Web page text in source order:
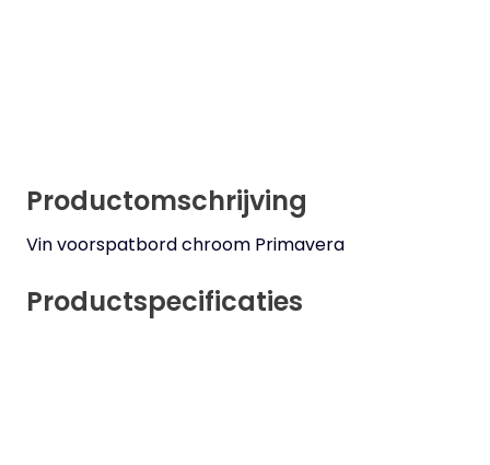
Productomschrijving
Vin voorspatbord chroom Primavera
Productspecificaties